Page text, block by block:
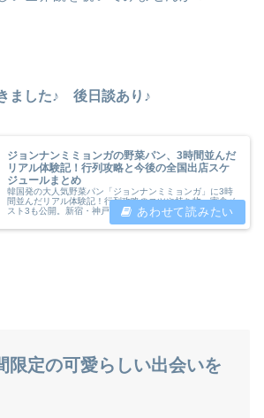
ました♪ 後日談あり♪
ジョンナンミミョンガの野菜パン、3時間並んだ
リアル体験記！行列攻略と今後の全国出店スケ
ジュールまとめ
韓国発の大人気野菜パン「ジョンナンミミョンガ」に3時
間並んだリアル体験記！行列攻略のコツや持ち物、実食ベ
スト3も公開。新宿・神戸・横浜・日本橋など2026年6〜
9月の全国ポップアップスケジュールもまとめました。参
戦前にぜひチェックを♪
限定の可愛らしい出会いを